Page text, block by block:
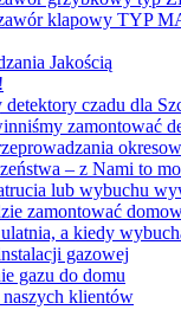
klapowy TYP
Jakością
czadu dla
zamontować
– z Nami to
lub wybuchu
zamontować
a kiedy
gazowej
gazu do domu
klientów